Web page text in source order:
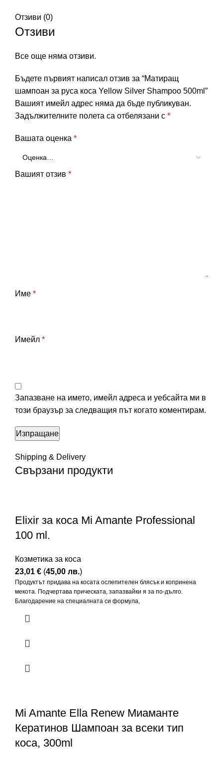
Отзиви (0)
Отзиви
Все още няма отзиви.
Бъдете първият написал отзив за “Матиращ
шампоан за руса коса Yellow Silver Shampoo 500ml”
Вашият имейл адрес няма да бъде публикуван.
Задължителните полета са отбелязани с *
Вашата оценка *
Вашият отзив *
Име *
Имейл *
Запазване на името, имейл адреса и уебсайта ми в
този браузър за следващия път когато коментирам.
Shipping & Delivery
Свързани продукти
Elixir за коса Мi Amante Professional
100 ml.
Козметика за коса
23,01 € (45,00 лв.)
Продуктът придава на косата ослепителен блясък и копринена
мекота. Подчертава прическата, запазвайки я за по-дълго.
Благодарение на специалната си формула,
Mi Amante Ella Renew Миаманте
Кератинов Шампоан за всеки тип
коса, 300ml